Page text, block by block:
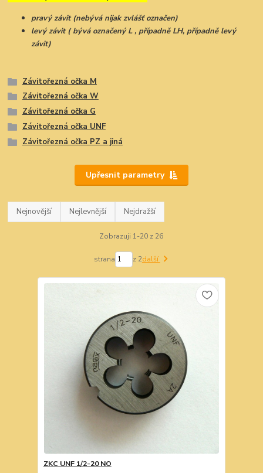
pravý závit (nebývá nijak zvlášť označen)
levý závit ( bývá označený L , případně LH, případně levý
závit)
Závitořezná očka M
Závitořezná očka W
Závitořezná očka G
Závitořezná očka UNF
Závitořezná očka PZ a jiná
Upřesnit parametry
Nejnovější Nejlevnější Nejdražší
Zobrazuji 1-20 z 26
strana z 2další
ZKC UNF 1/2-20 NO